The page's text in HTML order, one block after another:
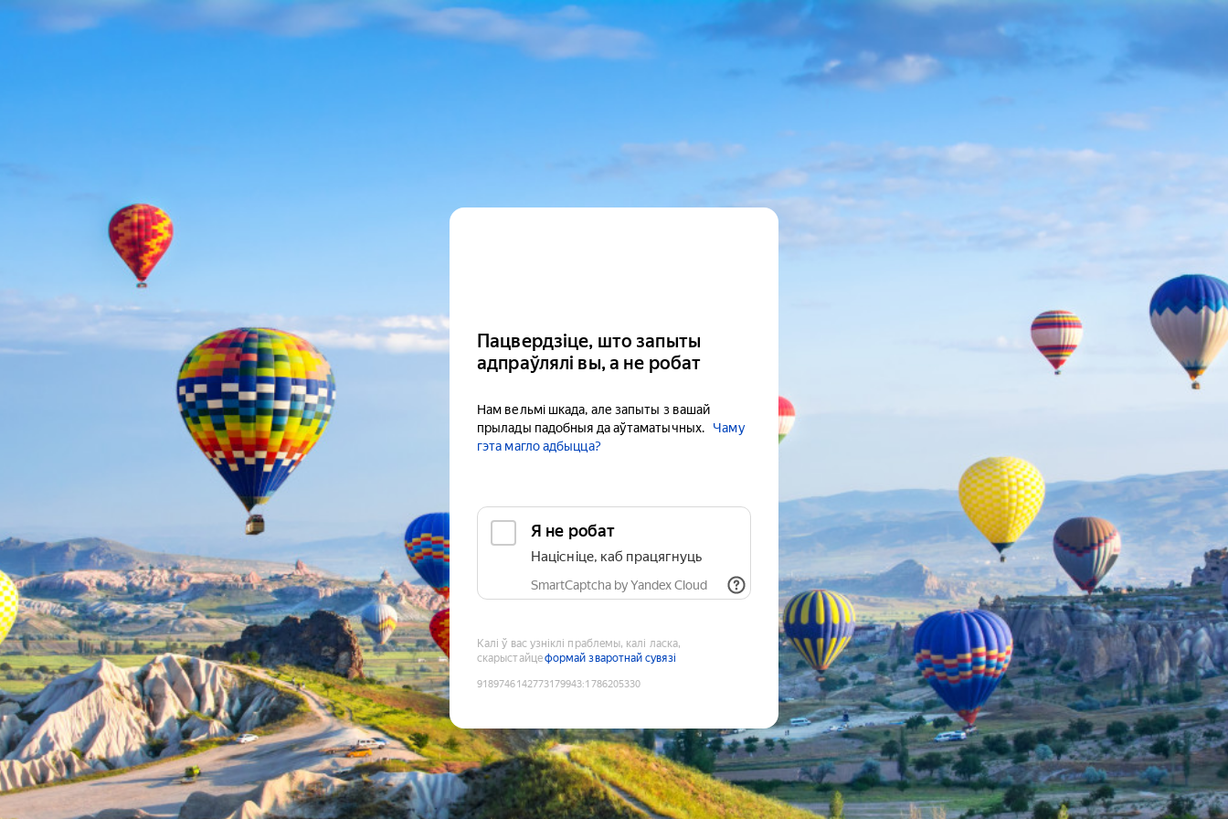
Пацвердзіце, што запыты
адпраўлялі вы, а не робат
Нам вельмі шкада, але запыты з вашай
прылады падобныя да аўтаматычных.
Чаму
гэта магло адбыцца?
Я не робат
Націсніце, каб працягнуць
SmartCaptcha by Yandex Cloud
Калі ў вас узніклі праблемы, калі ласка,
скарыстайцеформай зваротнай сувязі
9189746142773179943:1786205330